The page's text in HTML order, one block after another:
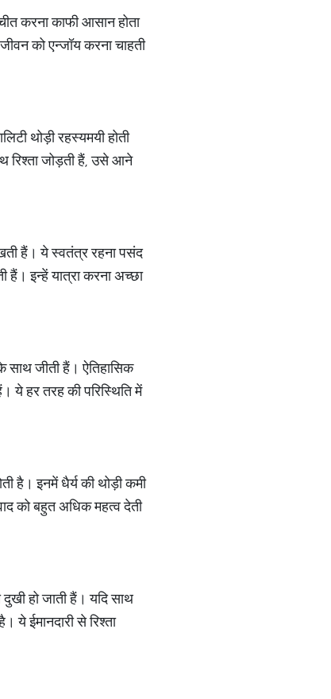
करना काफी आसान होता
को एन्जॉय करना चाहती
थोड़ी रहस्यमयी होती
रिश्ता जोड़ती हैं, उसे आने
हैं। ये स्वतंत्र रहना पसंद
इन्हें यात्रा करना अच्छा
जीती हैं। ऐतिहासिक
ये हर तरह की परिस्थिति में
है। इनमें धैर्य की थोड़ी कमी
को बहुत अधिक महत्व देती
हो जाती हैं। यदि साथ
ईमानदारी से रिश्ता